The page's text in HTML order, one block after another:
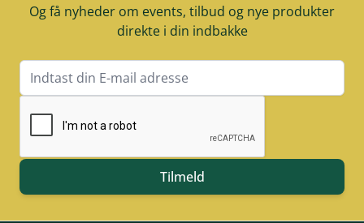
Og få nyheder om events, tilbud og nye produkter
direkte i din indbakke
E-mail adresse
Tilmeld